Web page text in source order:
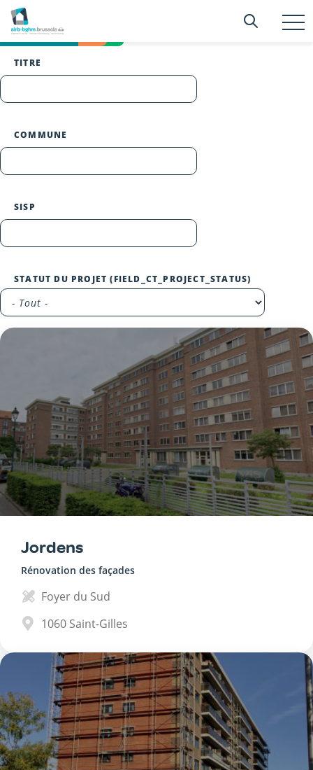
Aller
au
contenu
principal
TITRE
COMMUNE
SISP
STATUT DU PROJET (FIELD_CT_PROJECT_STATUS)
Jordens
Rénovation des façades
Foyer du Sud
1060 Saint-Gilles
RÉNOVATION
RÉNOVATION
RÉNOVATION
RÉNOVATION
EN COURS